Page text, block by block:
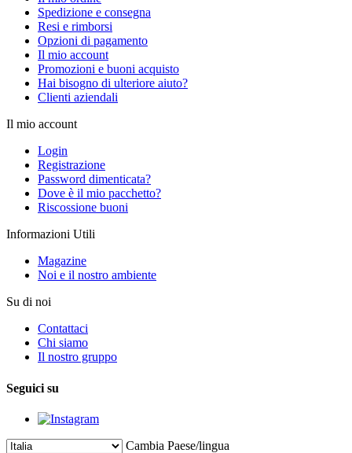
Spedizione e consegna
Resi e rimborsi
Opzioni di pagamento
Il mio account
Promozioni e buoni acquisto
Hai bisogno di ulteriore aiuto?
Clienti aziendali
Il mio account
Login
Registrazione
Password dimenticata?
Dove è il mio pacchetto?
Riscossione buoni
Informazioni Utili
Magazine
Noi e il nostro ambiente
Su di noi
Contattaci
Chi siamo
Il nostro gruppo
Seguici su
Cambia Paese/lingua